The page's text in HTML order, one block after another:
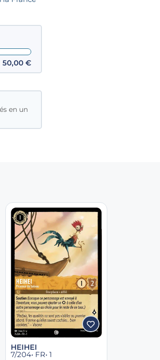
50,00€
en un
HEIHEI
7/204• FR• 1